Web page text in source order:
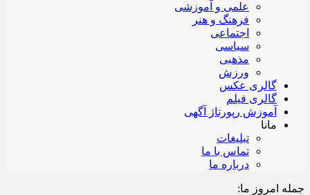
علمی و آموزشی
فرهنگ و هنر
اجتماعی
سیاسی
مذهبی
ورزش
گالری عکس
گالری فیلم
آموزش رپورتاژ آگهی
مانا
تبلیغات
تماس با ما
درباره ما
جمله امروز ما: